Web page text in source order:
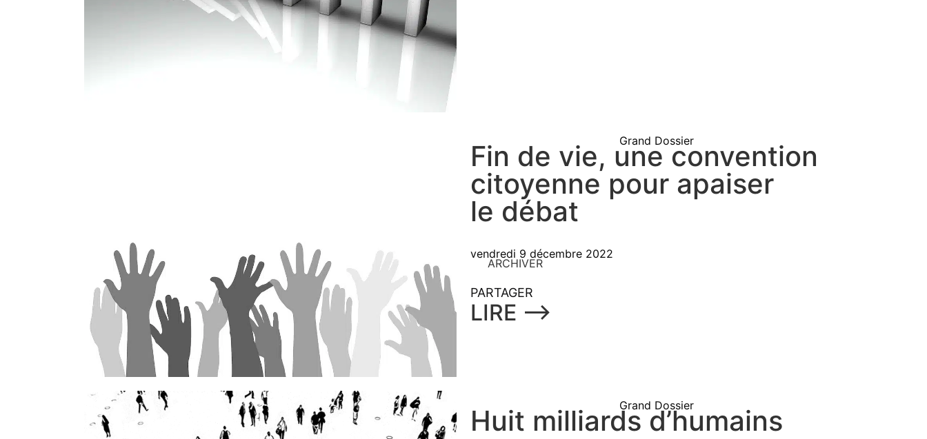
Grand Dossier
Fin de vie, une convention
citoyenne pour apaiser
le débat
vendredi 9 décembre 2022
ARCHIVER
PARTAGER
LIRE ⟶
Grand Dossier
Huit milliards d’humains